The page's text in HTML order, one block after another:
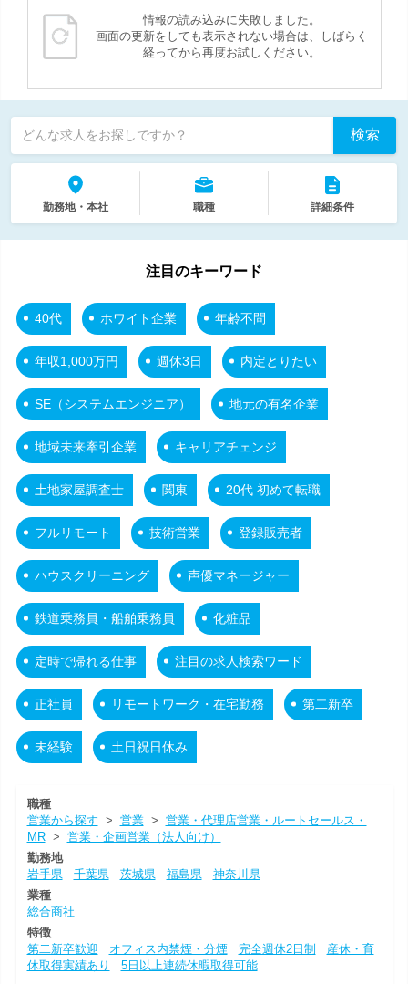
情報の読み込みに失敗しました。
画面の更新をしても表示されない場合は、しばらく
経ってから再度お試しください。
どんな求人をお探しですか？ 検索
勤務地・本社 職種 詳細条件
注目のキーワード
40代 ホワイト企業 年齢不問
年収1,000万円 週休3日 内定とりたい
SE（システムエンジニア） 地元の有名企業
地域未来牽引企業 キャリアチェンジ
土地家屋調査士 関東 20代 初めて転職
フルリモート 技術営業 登録販売者
ハウスクリーニング 声優マネージャー
鉄道乗務員・船舶乗務員 化粧品
定時で帰れる仕事 注目の求人検索ワード
正社員 リモートワーク・在宅勤務 第二新卒
未経験 土日祝日休み
職種
営業から探す > 営業> 営業・代理店営業・ルートセールス・
MR> 営業・企画営業（法人向け）
勤務地
岩手県
千葉県 茨城県 福島県
神奈川県
業種
総合商社
特徴
第二新卒歓迎
オフィス内禁煙・分煙 完全週休2日制
産休・育
休取得実績あり
5日以上連続休暇取得可能